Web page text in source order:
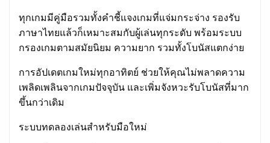
ทุกเกมมีคู่มือรวมทั้งคำชี้แจงเกมที่แจ่มกระจ่าง รองรับ
ภาษาไทยแล้วก็เหมาะสมกับผู้เล่นทุกระดับ พร้อมระบบ
กรองเกมตามสมัยนิยม ความยาก รวมทั้งโบนัสแตกง่าย
การอัปเดตเกมใหม่ทุกอาทิตย์ ช่วยให้คุณไม่พลาดความ
เพลิดเพลินจากเกมปัจจุบัน และเพิ่มจังหวะรับโบนัสที่มาก
ขึ้นกว่าเดิม
ระบบทดลองเล่นสำหรับมือใหม่